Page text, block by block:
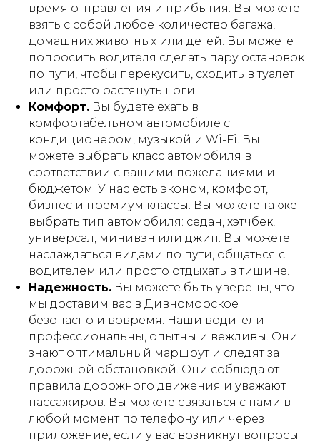
время отправления и прибытия. Вы можете
взять с собой любое количество багажа,
домашних животных или детей. Вы можете
попросить водителя сделать пару остановок
по пути, чтобы перекусить, сходить в туалет
или просто растянуть ноги.
Комфорт. Вы будете ехать в
комфортабельном автомобиле с
кондиционером, музыкой и Wi-Fi. Вы
можете выбрать класс автомобиля в
соответствии с вашими пожеланиями и
бюджетом. У нас есть эконом, комфорт,
бизнес и премиум классы. Вы можете также
выбрать тип автомобиля: седан, хэтчбек,
универсал, минивэн или джип. Вы можете
наслаждаться видами по пути, общаться с
водителем или просто отдыхать в тишине.
Надежность. Вы можете быть уверены, что
мы доставим вас в Дивноморское
безопасно и вовремя. Наши водители
профессиональны, опытны и вежливы. Они
знают оптимальный маршрут и следят за
дорожной обстановкой. Они соблюдают
правила дорожного движения и уважают
пассажиров. Вы можете связаться с нами в
любой момент по телефону или через
приложение, если у вас возникнут вопросы